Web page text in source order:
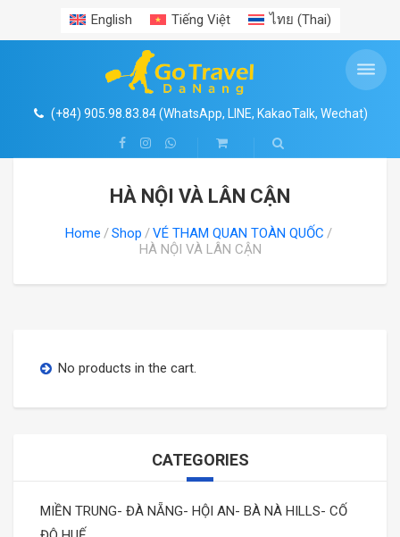
English Tiếng Việt ไทย (Thai)
(+84) 905.98.83.84 (WhatsApp, LINE, KakaoTalk, Wechat)
HÀ NỘI VÀ LÂN CẬN
Home Shop
VÉ THAM QUAN TOÀN QUỐC
HÀ NỘI VÀ LÂN CẬN
No products in the cart.
CATEGORIES
MIỀN TRUNG- ĐÀ NẴNG- HỘI AN- BÀ NÀ HILLS- CỐ
TOUR HÀNG NGÀY
BÀ NÀ HILLS
VIN WONDERS NAM HỘI AN
CÔNG VIÊN NƯỚC MIKAZUKI
SUỐI KHOÁNG NÓNG THẦN TÀI
CÙ LAO CHÀM
TOUR TRONG NƯỚC
MIỀN BẮC 5
MIỀN TRUNG 7
5
MIỀN BẮC
HÀ NỘI CITYTOUR
HẠ LONG – SAPA
NINH BÌNH – TAM CỐC – BÍCH ĐỘNG
CAO BẰNG – HÀ GIANG
MIỀN TRUNG
CỐ ĐÔ HUẾ
QUẢNG BÌNH – ĐỘNG PHONG NHA – ĐỘNG THIÊN ĐƯỜNG
NHA TRANG – ĐÀ LẠT
BÌNH ĐỊNH – PHÚ YÊN
MIỀN NAM
PHÚ QUỐC
HỒ CHÍ MINH (SÀI GÒN)
TOUR NƯỚC NGOÀI
TOUR ĐÔNG NAM Á 4
CHÂU Á 5
TOUR ĐÔNG NAM Á
LÀO
SINGAPORE
CHÂU Á
HÀN QUỐC
NHẬT BẢN
THUÊ XE
MIỀN BẮC 1
MIỀN TRUNG- ĐÀ NẴNG- HỘI AN- BÀ NÀ HILLS- CỐ ĐÔ HUẾ
4
MIỀN BẮC
HÀ NỘI – CAO BẰNG – HÀ GIANG – HÀ NỘI
MIỀN NAM
MŨI NÉ – NINH THUẬN – BÌNH THUẬN
NHA TRANG – ĐÀ LẠT
SÀI GÒN – CỦ CHI
THÔNG TIN DU LỊCH
TIN TỨC
KINH NGHIỆM DU LỊCH
Shop
VÉ THAM QUAN TOÀN QUỐC 4
VÉ THAM QUAN TOÀN QUỐC
HÀ NỘI VÀ LÂN CẬN
HỒ CHÍ MINH VÀ LÂN CẬN
NHA TRANG – ĐÀ LẠT
Search